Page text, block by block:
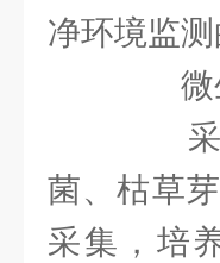
净环境监测
微生
采用
菌、枯草
采集，培